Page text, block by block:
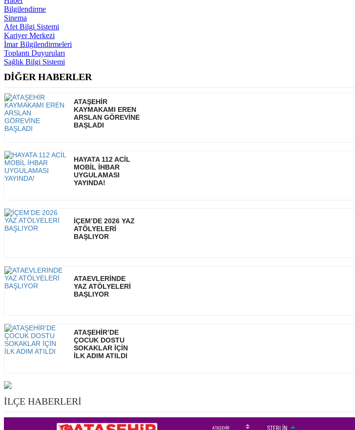
Bilgilendirme
Sinema
Afet Bilgi Sistemi
Kariyer Merkezi
İmar Bilgilendirmeleri
Toplantı Duyuruları
Sağlık Bilgi Sistemi
DİĞER HABERLER
ATAŞEHİR
KAYMAKAMI EREN
ARSLAN GÖREVİNE
BAŞLADI
HAYATA 112 ACİL
MOBİL İHBAR
UYGULAMASI
YAYINDA!
İÇEM’DE 2026 YAZ
ATÖLYELERİ
BAŞLIYOR
ATAEVLERİNDE
YAZ ATÖLYELERİ
BAŞLIYOR
ATAŞEHİR’DE
ÇOCUK DOSTU
SOKAKLAR İÇİN
İLK ADIM ATILDI
İLÇE HABERLERİ